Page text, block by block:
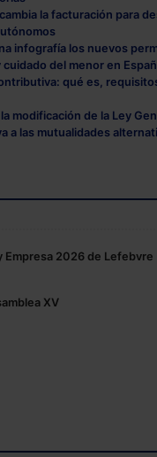
la facturación para
infografía los nuevos
del menor en
qué es,
modificación de la Ley
a las mutualidades
Empresa 2026 de Lefebvre
XV